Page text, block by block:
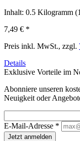
Inhalt: 0.5 Kilogramm
7,49 € *
Preis inkl. MwSt., zzgl.
Details
Exklusive Vorteile im
Abonniere unseren
Neuigkeit oder
E-Mail-Adresse *
Jetzt anmelden